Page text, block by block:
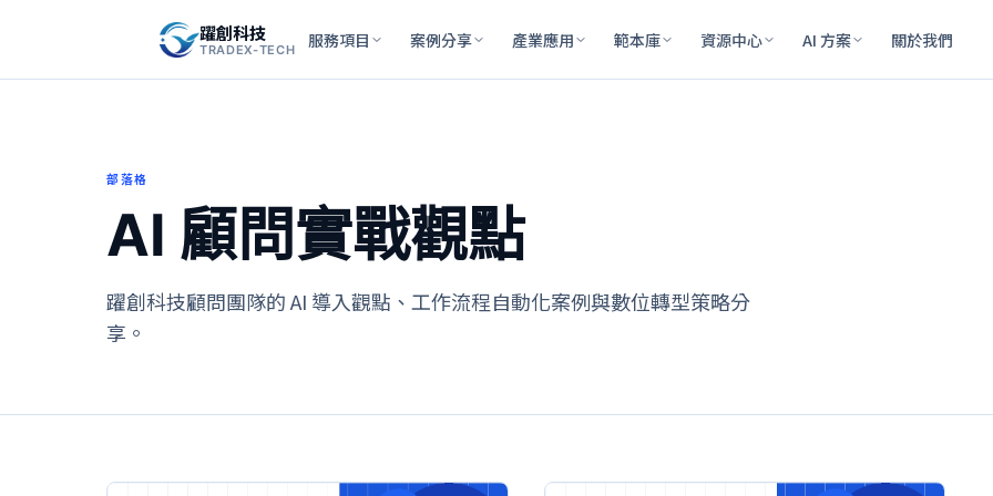
躍創科技
TRADEX-TECH 服務項目 案例分享 產業應用 範本庫 資源中心 AI 方案 關於我們
部落格
AI 顧問實戰觀點
躍創科技顧問團隊的 AI 導入觀點、工作流程自動化案例與數位轉型策略分
享。